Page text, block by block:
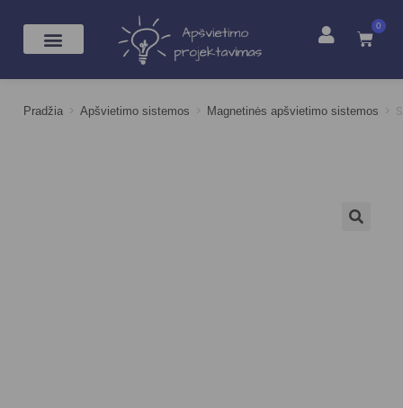
0
Pradžia > Apšvietimo sistemos > Magnetinės apšvietimo sistemos >